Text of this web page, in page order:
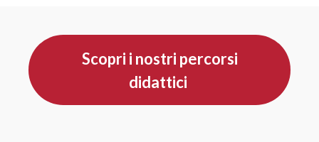
Scopri i nostri percorsi
didattici